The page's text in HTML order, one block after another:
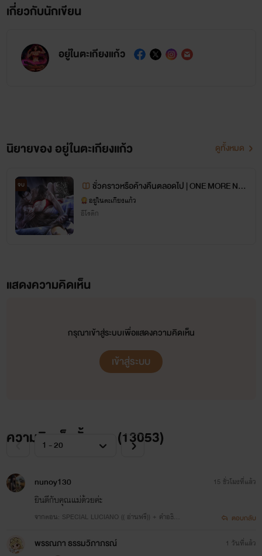
เกี่ยวกับนักเขียน
อยู่ในตะเกียงแก้ว
นิยายของ อยู่ในตะเกียงแก้ว ดูทั้งหมด
จบ
ชั่วคราวหรือค้างคืนตลอดไป | ONE MORE NIG
HT
อยู่ในตะเกียงแก้ว
อีโรติก
แสดงความคิดเห็น
กรุณาเข้าสู่ระบบเพื่อแสดงความคิดเห็น
เข้าสู่ระบบ
ความคิดเห็นทั้งหมด (13053)
nunoy130
ยินดีกับคุณแม่ด้วยค่ะ
จากตอน: SPECIAL LUCIANO (( อ่านฟรี)) + คำอธิบ
15 ชั่วโมงที่แล้ว
ตอบกลับ
พรรณภา ธรรมวิภาภรณ์ 1 วันที่แล้ว